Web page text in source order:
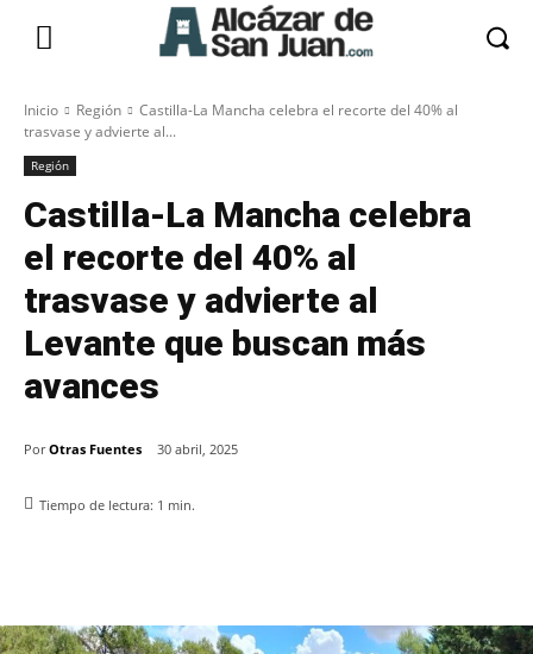
Inicio Región
Castilla-La Mancha celebra el recorte del 40% al
trasvase y advierte al...
Región
Castilla-La Mancha celebra
el recorte del 40% al
trasvase y advierte al
Levante que buscan más
avances
Por Otras Fuentes 30 abril, 2025
Tiempo de lectura: 1 min.